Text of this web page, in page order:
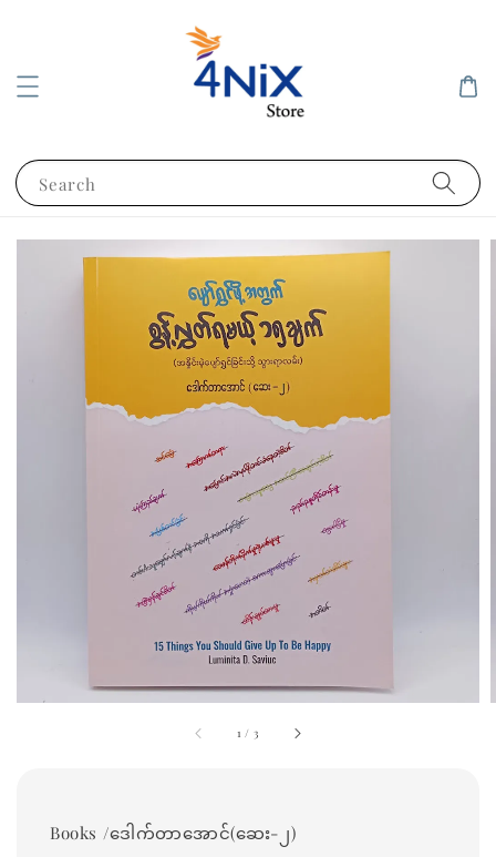
Search
1 / 3
Books /ဒေါက်တာအောင်(ဆေး-၂)